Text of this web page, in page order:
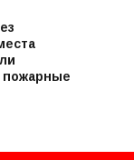
пожарные